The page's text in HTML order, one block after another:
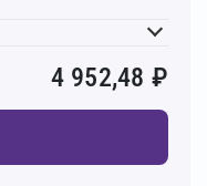
4 952,48 ₽